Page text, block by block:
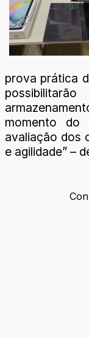
prova prática
momento do
avaliação dos
e agilidade” –